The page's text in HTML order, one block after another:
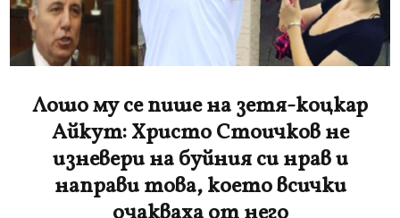
Лошо му се пише на зетя-коцкар
Айкут: Христо Стоичков не
изневери на буйния си нрав и
направи това, което всички